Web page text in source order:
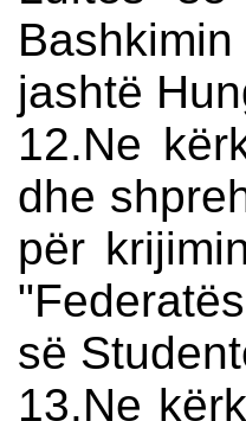
jashtë
12.Ne
dhe
për
së
13.Ne